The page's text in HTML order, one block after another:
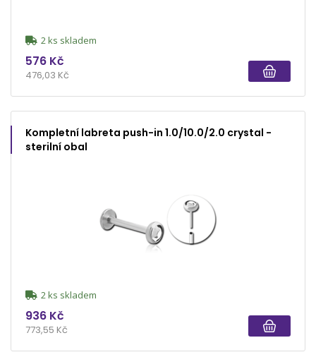
2 ks skladem
576 Kč
476,03 Kč
Kompletní labreta push-in 1.0/10.0/2.0 crystal -
sterilní obal
2 ks skladem
936 Kč
773,55 Kč